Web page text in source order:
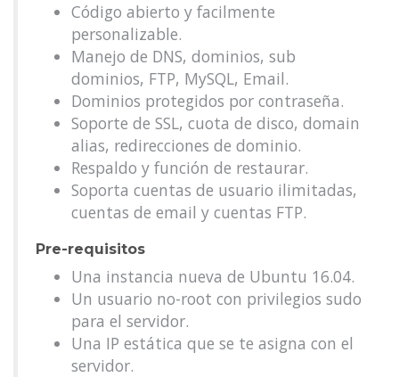
Código abierto y facilmente
personalizable.
Manejo de DNS, dominios, sub
dominios, FTP, MySQL, Email.
Dominios protegidos por contraseña.
Soporte de SSL, cuota de disco, domain
alias, redirecciones de dominio.
Respaldo y función de restaurar.
Soporta cuentas de usuario ilimitadas,
cuentas de email y cuentas FTP.
Pre-requisitos
Una instancia nueva de Ubuntu 16.04.
Un usuario no-root con privilegios sudo
para el servidor.
Una IP estática que se te asigna con el
servidor.